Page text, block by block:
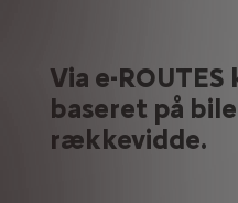
Via e-
baseret på
rækkevidde.